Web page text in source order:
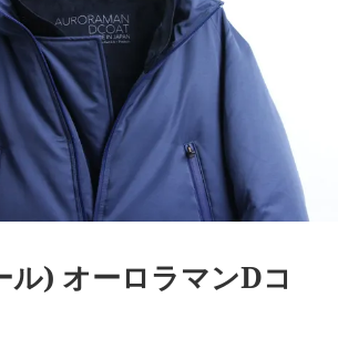
ル) オーロラマンDコ